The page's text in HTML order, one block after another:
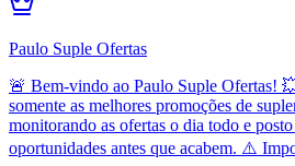
Paulo Suple Ofertas
🚨 Bem-vindo ao Paulo Suple Ofertas!
somente as melhores promoções de
monitorando as ofertas o dia todo e
oportunidades antes que acabem. ⚠️